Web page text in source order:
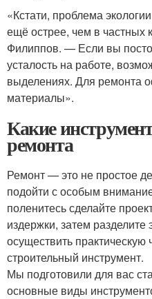
«Кстати, проблема
ещё острее, чем в частных
Филиппов. — Если вы
усталость на работе,
выделениях. Для ремонта
материалы».
Какие
ремонта
Ремонт — это не простое
подойти с особым
поленитесь сделайте
издержки, затем
осуществить практическую
строительный инструмент.
Мы подготовили для вас
основные виды